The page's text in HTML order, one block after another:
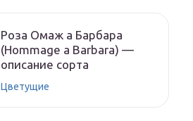
Роза Омаж а Барбара
(Hommage a Barbara) —
описание сорта
Цветущие